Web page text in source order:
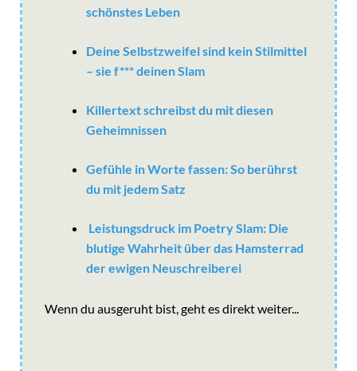
schönstes Leben
Deine Selbstzweifel sind kein Stilmittel
– sie f*** deinen Slam
Killertext schreibst du mit diesen
Geheimnissen
Gefühle in Worte fassen: So berührst
du mit jedem Satz
Leistungsdruck im Poetry Slam: Die
blutige Wahrheit über das Hamsterrad
der ewigen Neuschreiberei
Wenn du ausgeruht bist, geht es direkt weiter...